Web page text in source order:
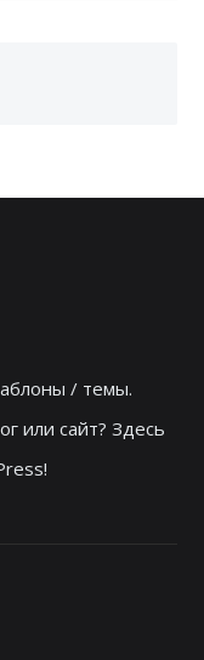
/ темы.
или сайт? Здесь